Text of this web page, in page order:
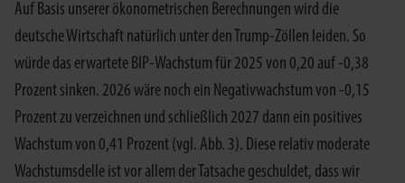
Auf Basis unserer ökonometrischen Berechnungen wird die
deutsche Wirtschaft natürlich unter den Trump-Zöllen leiden. So
würde das erwartete BIP-Wachstum für 2025 von 0,20 auf -0,38
Prozent sinken. 2026 wäre noch ein Negativwachstum von -0,15
Prozent zu verzeichnen und schließlich 2027 dann ein positives
Wachstum von 0,41 Prozent (vgl. Abb. 3). Diese relativ moderate
Wachstumsdelle ist vor allem der Tatsache geschuldet, dass wir